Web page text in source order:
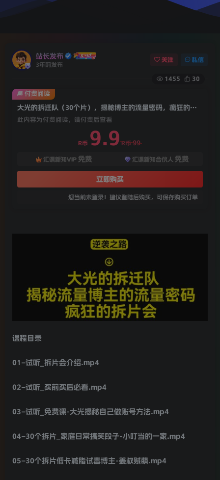
站长发布
3年前发布
关注 私信
1455 30
大光的拆迁队（30个片），揭秘博主的流量密码，疯狂的拆片会
此内容为付费阅读，请付费后查看
R币 9.9 R币 99
汇课新知VIP 免费 汇课新知合伙人 免费
立即购买
您当前未登录！建议登陆后购买，可保存购买订单
付费阅读
课程目录
01–试听_拆片会介绍.mp4
02–试听_买前买后必看.mp4
03–试听_免费课-大光揭秘自己做账号方法.mp4
04–30个拆片_家庭日常搞笑段子-小叮当的一家.mp4
05–30个拆片低卡减脂试毒博主-姜叔贼萌.mp4